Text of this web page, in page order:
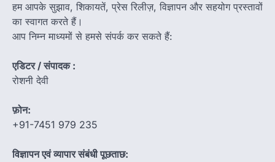
हम आपके सुझाव, शिकायतें, प्रेस रिलीज़, विज्ञापन और सहयोग प्रस्तावों
का स्वागत करते हैं।
आप निम्न माध्यमों से हमसे संपर्क कर सकते हैं:
एडिटर / संपादक :
रोशनी देवी
फ़ोन:
+91-7451 979 235
विज्ञापन एवं व्यापार संबंधी पूछताछ: